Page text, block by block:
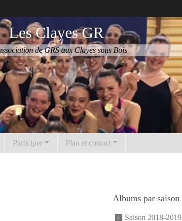
Les Clayes GR
de GRS aux Clayes sous Bois
Participer Plan et contact
Albums par saison
Saison 2018-2019